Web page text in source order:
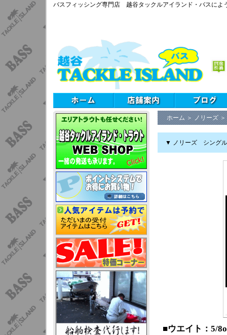
バスフィッシング専門店 越谷タックルアイランド・バスによ
ホーム ＞ ノリーズ ＞
▼ ノリーズ シングル
■ウエイト：5/